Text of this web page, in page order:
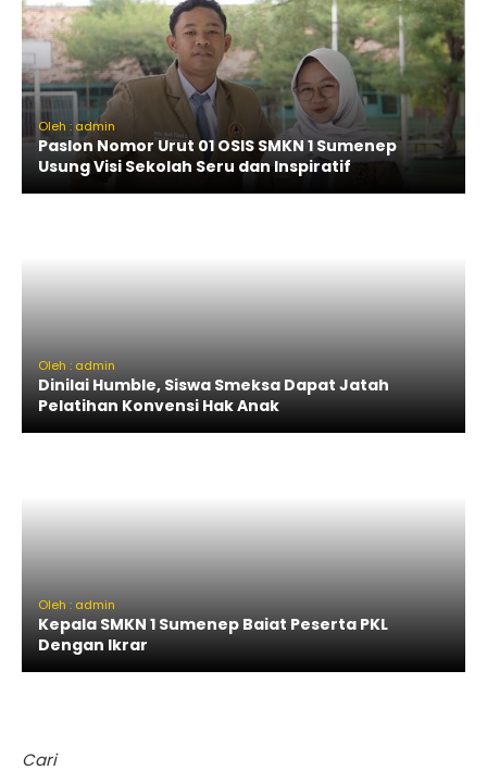
Oleh : admin
Paslon Nomor Urut 01 OSIS SMKN 1 Sumenep
Usung Visi Sekolah Seru dan Inspiratif
Oleh : admin
Dinilai Humble, Siswa Smeksa Dapat Jatah
Pelatihan Konvensi Hak Anak
Oleh : admin
Kepala SMKN 1 Sumenep Baiat Peserta PKL
Dengan Ikrar
Cari